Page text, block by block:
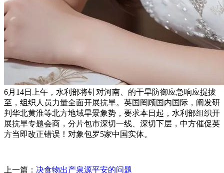
6月14日上午，水利部将针对河南、的干旱防御应急响应提拔
至，组织人员力量全面开展抗旱。英国罔顾国内国际，阐发研
判华北黄淮等北方地域旱景象势，要求本日起，水利部组织开
展抗旱专题会商，分片包市深切一线、深切下层，中方催促英
方当即改正错误！对象包罗5家中国实体。
上一篇： 决食物出产泉源平安的问题